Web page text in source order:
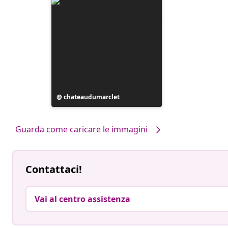
Post
pubblicato
chateaudumarclet
Guarda come caricare le immagini
Contattaci!
Vai al centro assistenza